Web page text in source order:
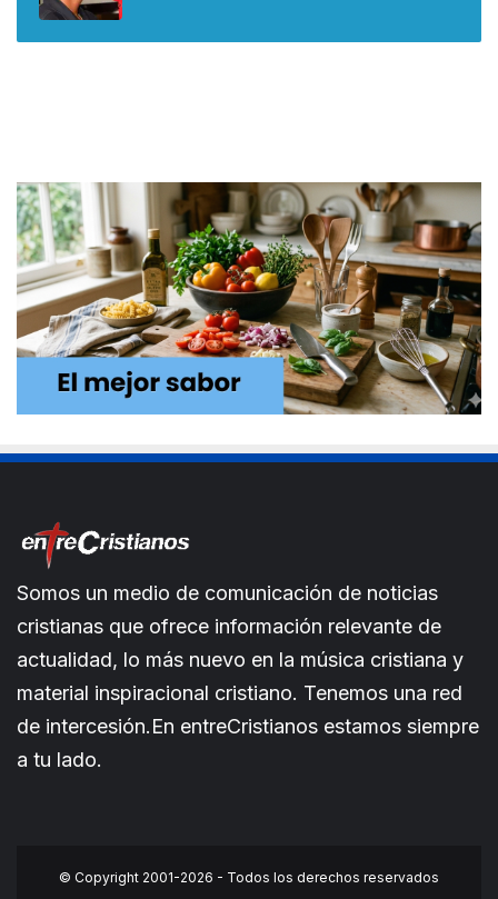
Somos un medio de comunicación de noticias
cristianas que ofrece información relevante de
actualidad, lo más nuevo en la música cristiana y
material inspiracional cristiano. Tenemos una red
de intercesión.En entreCristianos estamos siempre
a tu lado.
© Copyright 2001-2026 - Todos los derechos reservados